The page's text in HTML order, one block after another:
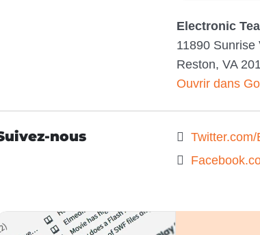
Electronic
11890 Sunrise
Reston, VA
Ouvrir dans
nous